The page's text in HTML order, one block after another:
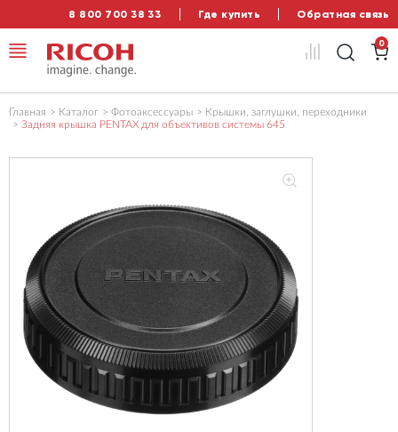
8 800 700 38 33 Где купить Обратная связь
0
Главная Каталог Фотоаксессуары
Крышки, заглушки, переходники
Задняя крышка PENTAX для объективов системы 645